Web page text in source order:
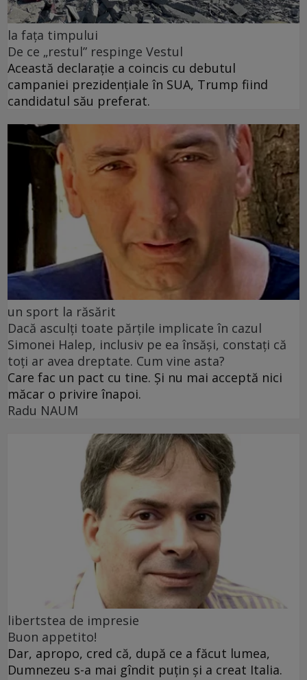
la fața timpului
De ce „restul” respinge Vestul
Această declarație a coincis cu debutul
campaniei prezidențiale în SUA, Trump fiind
candidatul său preferat.
un sport la răsărit
Dacă asculți toate părțile implicate în cazul
Simonei Halep, inclusiv pe ea însăși, constați că
toți ar avea dreptate. Cum vine asta?
Care fac un pact cu tine. Și nu mai acceptă nici
măcar o privire înapoi.
Radu NAUM
libertstea de impresie
Buon appetito!
Dar, apropo, cred că, după ce a făcut lumea,
Dumnezeu s-a mai gîndit puțin și a creat Italia.